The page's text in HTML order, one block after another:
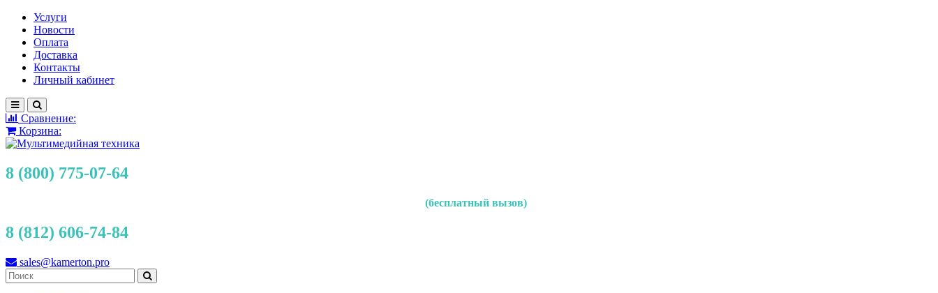
Услуги
Новости
Оплата
Доставка
Контакты
Личный кабинет
Сравнение:
Корзина:
8 (800) 775-07-64
(бесплатный вызов)
8 (812) 606-74-84
sales@kamerton.pro